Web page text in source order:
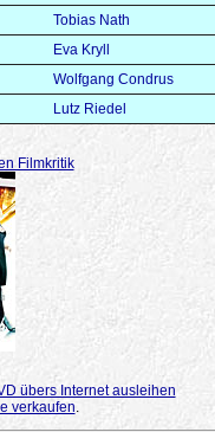
Tobias Nath
Eva Kryll
Wolfgang Condrus
Lutz Riedel
Filmkritik
übers Internet ausleihen
verkaufen.